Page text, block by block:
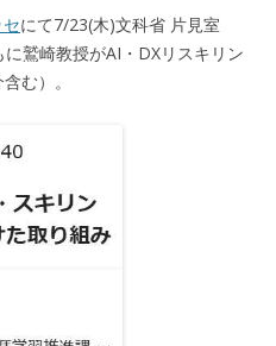
にて7/23(木)文科省 片見室
鷲崎教授がAI・DXリスキリン
む）。